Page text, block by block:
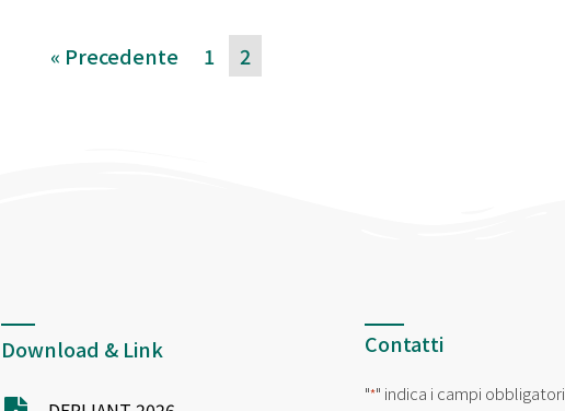
« Precedente 1 2
Download & Link Contatti
"*" indica i campi obbligatori